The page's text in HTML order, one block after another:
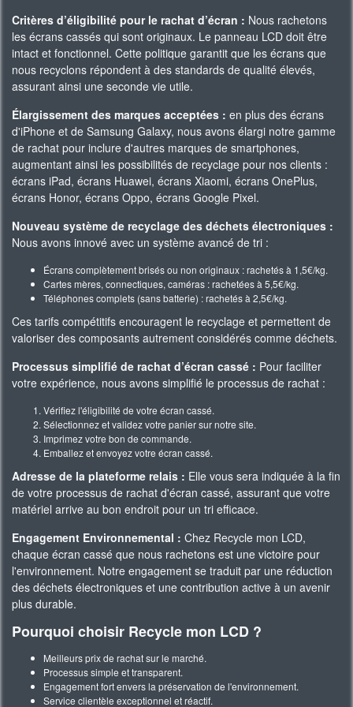
Critères d’éligibilité pour le rachat d’écran : Nous rachetons
les écrans cassés qui sont originaux. Le panneau LCD doit être
intact et fonctionnel. Cette politique garantit que les écrans que
nous recyclons répondent à des standards de qualité élevés,
assurant ainsi une seconde vie utile.
Élargissement des marques acceptées : en plus des écrans
d'iPhone et de Samsung Galaxy, nous avons élargi notre gamme
de rachat pour inclure d'autres marques de smartphones,
augmentant ainsi les possibilités de recyclage pour nos clients :
écrans iPad, écrans Huawei, écrans Xiaomi, écrans OnePlus,
écrans Honor, écrans Oppo, écrans Google Pixel.
Nouveau système de recyclage des déchets électroniques :
Nous avons innové avec un système avancé de tri :
Écrans complètement brisés ou non originaux : rachetés à 1,5€/kg.
Cartes mères, connectiques, caméras : rachetées à 5,5€/kg.
Téléphones complets (sans batterie) : rachetés à 2,5€/kg.
Ces tarifs compétitifs encouragent le recyclage et permettent de
valoriser des composants autrement considérés comme déchets.
Processus simplifié de rachat d’écran cassé : Pour faciliter
votre expérience, nous avons simplifié le processus de rachat :
Vérifiez l'éligibilité de votre écran cassé.
Sélectionnez et validez votre panier sur notre site.
Imprimez votre bon de commande.
Emballez et envoyez votre écran cassé.
Adresse de la plateforme relais : Elle vous sera indiquée à la fin
de votre processus de rachat d'écran cassé, assurant que votre
matériel arrive au bon endroit pour un tri efficace.
Engagement Environnemental : Chez Recycle mon LCD,
chaque écran cassé que nous rachetons est une victoire pour
l'environnement. Notre engagement se traduit par une réduction
des déchets électroniques et une contribution active à un avenir
plus durable.
Pourquoi choisir Recycle mon LCD ?
Meilleurs prix de rachat sur le marché.
Processus simple et transparent.
Engagement fort envers la préservation de l'environnement.
Service clientèle exceptionnel et réactif.